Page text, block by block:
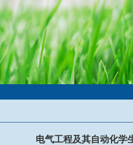
电气工程及其自动化学